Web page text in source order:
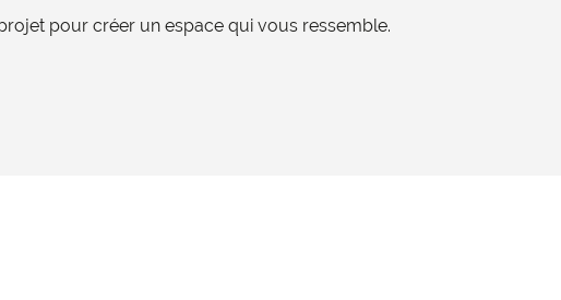
pour créer un espace qui vous ressemble.